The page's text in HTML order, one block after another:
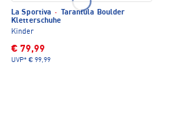
La Sportiva ·
Tarantula Boulder
Kletterschuhe
Kinder
€ 79,99
UVP* € 99,99